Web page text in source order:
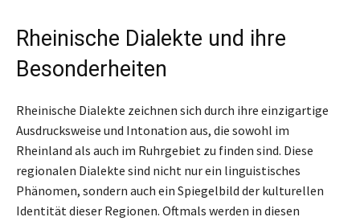
Rheinische Dialekte und ihre
Besonderheiten
Rheinische Dialekte zeichnen sich durch ihre einzigartige
Ausdrucksweise und Intonation aus, die sowohl im
Rheinland als auch im Ruhrgebiet zu finden sind. Diese
regionalen Dialekte sind nicht nur ein linguistisches
Phänomen, sondern auch ein Spiegelbild der kulturellen
Identität dieser Regionen. Oftmals werden in diesen